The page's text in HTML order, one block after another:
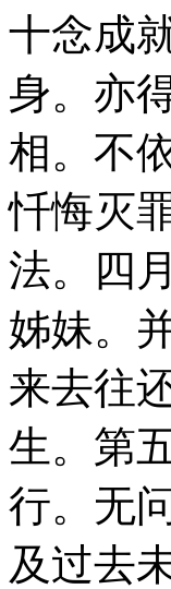
十念成
身。亦
相。不
忏悔灭
法。四
姊妹。
来去往
生。第
行。无
及过去